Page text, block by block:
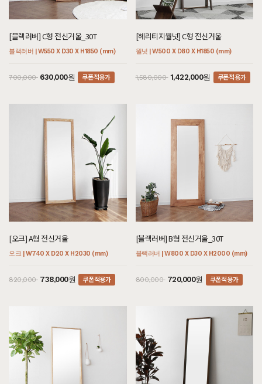
[블랙러버] C형 전신거울_30T
블랙러버 | W550 X D30 X H1850 (mm)
700,000 630,000원 쿠폰적용가
[헤리티지월넛] C형 전신거울
월넛 | W500 X D80 X H1850 (mm)
1,580,000 1,422,000원 쿠폰적용가
[오크] A형 전신거울
오크 | W740 X D20 X H2030 (mm)
820,000 738,000원 쿠폰적용가
[블랙러버] B형 전신거울_30T
블랙러버 | W800 X D30 X H2000 (mm)
800,000 720,000원 쿠폰적용가